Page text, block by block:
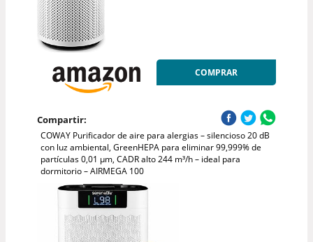
COMPRAR
Compartir:
COWAY Purificador de aire para alergias – silencioso 20 dB
con luz ambiental, GreenHEPA para eliminar 99,999% de
partículas 0,01 µm, CADR alto 244 m³/h – ideal para
dormitorio – AIRMEGA 100